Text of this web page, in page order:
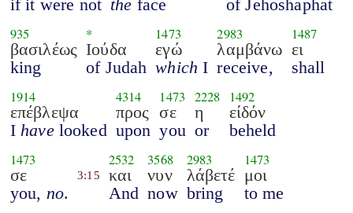
if it were not the face of Jehoshaphat
935
βασιλέως
king
*
Ιούδα
of Judah
1473
εγώ
which I
2983
λαμβάνω
receive,
1487
ει
shall
1914
επέβλεψα
I havelooked
4314
προς
upon
1473
σε
you
2228
η
or
1492
είδόν
beheld
1473
σε
you, no.
3:15
2532
και
And
3568
νυν
now
2983
λάβετέ
bring
1473
μοι
to me